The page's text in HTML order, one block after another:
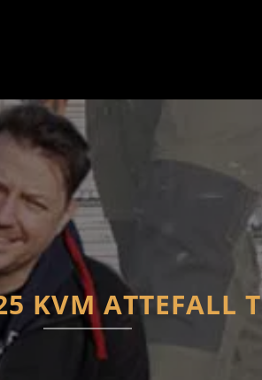
KVM ATTEFALL